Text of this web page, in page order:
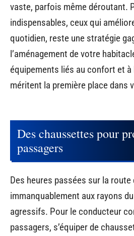
vaste, parfois même déroutant.
indispensables, ceux qui
quotidien, reste une stratégie
l’aménagement de votre
équipements liés au confort et
méritent la première place dans
Des chaussettes pour
passagers
Des heures passées sur la route
immanquablement aux rayons
agressifs. Pour le conducteur
passagers, s’équiper de